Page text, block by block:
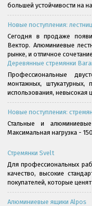
большей устойчивости на
Новые поступления:
Сегодня в продаже
Вектор. Алюминиевые
рынке, и отличное
Деревянные стремянки
Профессиональные
монтажных, штукатурных,
использования, невысокая
Новые поступления:
Стальные и
Максимальная нагрузка -
Стремянки Svelt
Для профессиональных
качество, высокие
покупателей, которые
Алюминиевые ящики Alpos